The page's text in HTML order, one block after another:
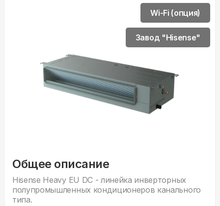
Общее описание
Hisense Heavy EU DC - линейка инверторных
полупромышленных кондиционеров канального
типа.
Wi-Fi (опция)
Завод "Hisense"